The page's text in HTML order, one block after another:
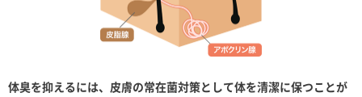
体臭を抑えるには、皮膚の常在菌対策として体を清潔に保つことが